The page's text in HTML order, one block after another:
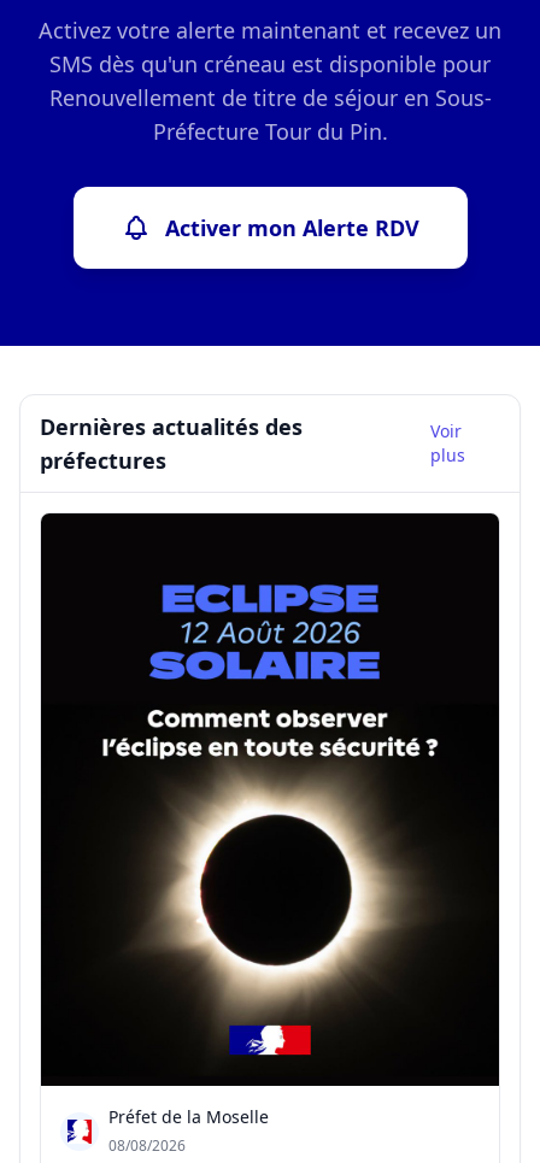
Activez votre alerte maintenant et recevez un
SMS dès qu'un créneau est disponible pour
Renouvellement de titre de séjour en Sous-
Préfecture Tour du Pin.
Activer mon Alerte RDV
Dernières actualités des
préfectures
Voir
plus
Préfet de la Moselle
08/08/2026